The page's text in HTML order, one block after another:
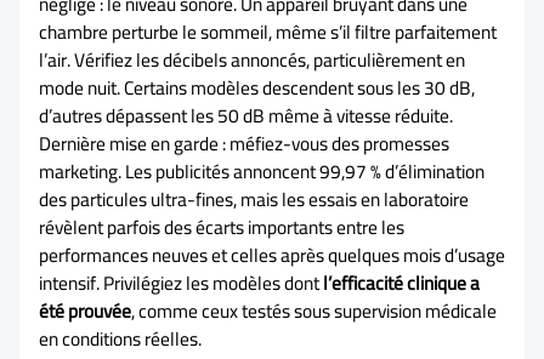
chambre perturbe le sommeil, même s’il filtre parfaitement
l’air. Vérifiez les décibels annoncés, particulièrement en
mode nuit. Certains modèles descendent sous les 30 dB,
d’autres dépassent les 50 dB même à vitesse réduite.
Dernière mise en garde : méfiez-vous des promesses
marketing. Les publicités annoncent 99,97 % d’élimination
des particules ultra-fines, mais les essais en laboratoire
révèlent parfois des écarts importants entre les
performances neuves et celles après quelques mois d’usage
intensif. Privilégiez les modèles dontl’efficacité clinique a
été prouvée, comme ceux testés sous supervision médicale
en conditions réelles.